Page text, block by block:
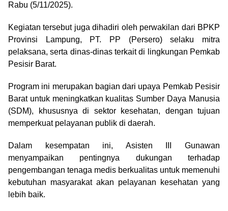
Rabu (5/11/2025).
Kegiatan tersebut juga dihadiri oleh perwakilan dari BPKP
Provinsi Lampung, PT. PP (Persero) selaku mitra
pelaksana, serta dinas-dinas terkait di lingkungan Pemkab
Pesisir Barat.
Program ini merupakan bagian dari upaya Pemkab Pesisir
Barat untuk meningkatkan kualitas Sumber Daya Manusia
(SDM), khususnya di sektor kesehatan, dengan tujuan
memperkuat pelayanan publik di daerah.
Dalam kesempatan ini, Asisten III Gunawan
menyampaikan pentingnya dukungan terhadap
pengembangan tenaga medis berkualitas untuk memenuhi
kebutuhan masyarakat akan pelayanan kesehatan yang
lebih baik.